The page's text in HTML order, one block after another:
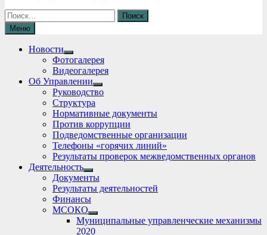
Найти:
Меню
Новости
Show
sub
menu
Фотогалерея
Видеогалерея
Об Управлении
Show
sub
Руководство
Структура
Нормативные документы
Против коррупции
Подведомственные организации
Телефоны «горячих линий»
Результаты проверок межведомственных органов
Деятельность
Show
sub
menu
Документы
Результаты деятельностей
Финансы
МСОКО
Show
sub
Муниципальные управленческие механизмы
2020